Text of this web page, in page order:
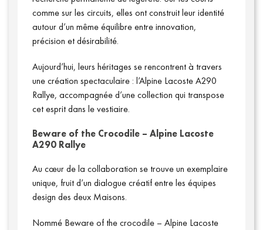
comme sur les circuits, elles ont construit leur identité
autour d’un même équilibre entre innovation,
précision et désirabilité.
Aujourd’hui, leurs héritages se rencontrent à travers
une création spectaculaire : l’Alpine Lacoste A290
Rallye, accompagnée d’une collection qui transpose
cet esprit dans le vestiaire.
Beware of the Crocodile – Alpine Lacoste
A290 Rallye
Au cœur de la collaboration se trouve un exemplaire
unique, fruit d’un dialogue créatif entre les équipes
design des deux Maisons.
Nommé Beware of the crocodile – Alpine Lacoste